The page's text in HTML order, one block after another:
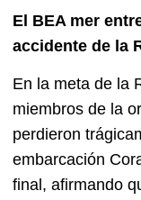
El BEA mer
accidente de la
En la meta de la
miembros de la
perdieron
embarcación
final, afirmando